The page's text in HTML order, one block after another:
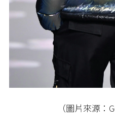
（圖片來源：